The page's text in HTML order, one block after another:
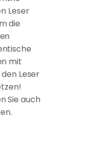
Leser
die
mit
Leser
Sie auch